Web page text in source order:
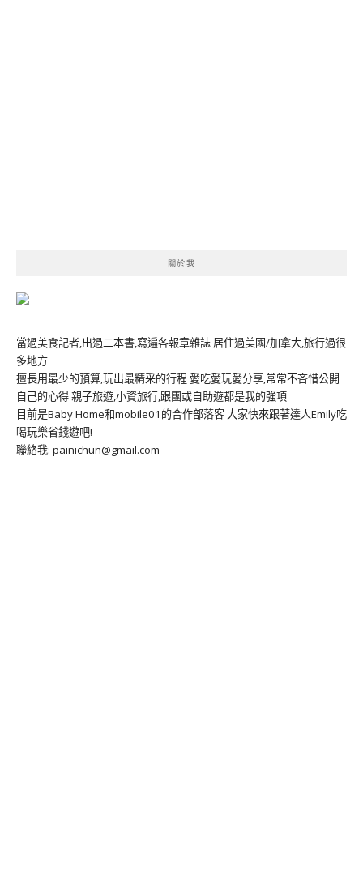
關於我
當過美食記者,出過二本書,寫遍各報章雜誌 居住過美國/加拿大,旅行過很
多地方
擅長用最少的預算,玩出最精采的行程 愛吃愛玩愛分享,常常不吝惜公開
自己的心得 親子旅遊,小資旅行,跟團或自助遊都是我的強項
目前是Baby Home和mobile01的合作部落客 大家快來跟著達人Emily吃
喝玩樂省錢遊吧!
聯絡我: painichun@gmail.com